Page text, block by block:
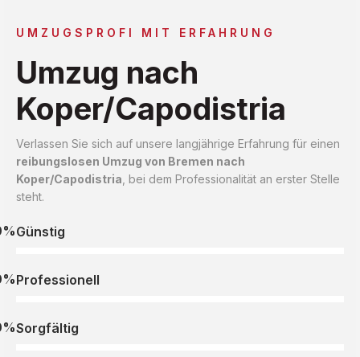
UMZUGSPROFI MIT ERFAHRUNG
Umzug nach
Koper/Capodistria
Verlassen Sie sich auf unsere langjährige Erfahrung für einen
reibungslosen Umzug von Bremen nach
Koper/Capodistria , bei dem Professionalität an erster Stelle
steht.
Günstig
Professionell
Sorgfältig